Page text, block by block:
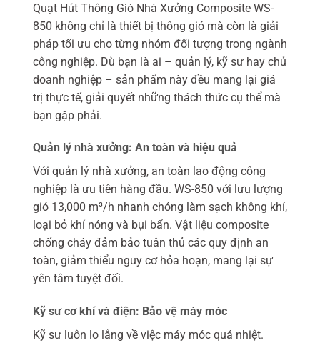
Quạt Hút Thông Gió Nhà Xưởng Composite WS-
850 không chỉ là thiết bị thông gió mà còn là giải
pháp tối ưu cho từng nhóm đối tượng trong ngành
công nghiệp. Dù bạn là ai – quản lý, kỹ sư hay chủ
doanh nghiệp – sản phẩm này đều mang lại giá
trị thực tế, giải quyết những thách thức cụ thể mà
bạn gặp phải.
Quản lý nhà xưởng: An toàn và hiệu quả
Với quản lý nhà xưởng, an toàn lao động công
nghiệp là ưu tiên hàng đầu. WS-850 với lưu lượng
gió 13,000 m³/h nhanh chóng làm sạch không khí,
loại bỏ khí nóng và bụi bẩn. Vật liệu composite
chống cháy đảm bảo tuân thủ các quy định an
toàn, giảm thiểu nguy cơ hỏa hoạn, mang lại sự
yên tâm tuyệt đối.
Kỹ sư cơ khí và điện: Bảo vệ máy móc
Kỹ sư luôn lo lắng về việc máy móc quá nhiệt.